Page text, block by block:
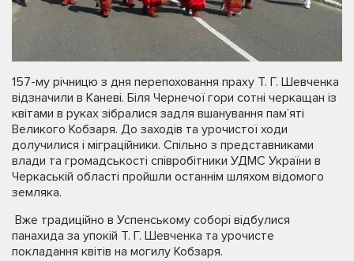
157-му річницю з дня перепоховання праху Т. Г. Шевченка
відзначили в Каневі. Біля Чернечої гори сотні черкащан із
квітами в руках зібралися задля вшанування пам’яті
Великого Кобзаря. До заходів та урочистої ходи
долучилися і міграційники. Спільно з представниками
влади та громадськості співробітники УДМС України в
Черкаській області пройшли останнім шляхом відомого
земляка.
Вже традиційно в Успенському соборі відбулися
панахида за упокій Т. Г. Шевченка та урочисте
покладання квітів на могилу Кобзаря.